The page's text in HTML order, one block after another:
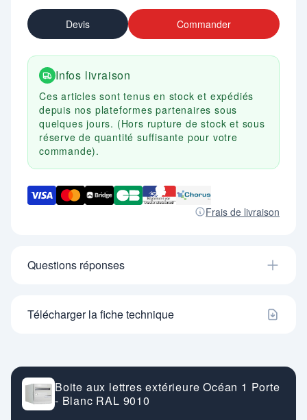
Devis Commander
Infos livraison
Ces articles sont tenus en stock et expédiés
depuis nos plateformes partenaires sous
quelques jours. (Hors rupture de stock et sous
réserve de quantité suffisante pour votre
commande).
Frais de livraison
Questions réponses
Télécharger la fiche technique
Boite aux lettres extérieure Océan 1 Porte
- Blanc RAL 9010